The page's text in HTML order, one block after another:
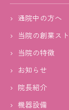
通院中の方へ
当院の創業ス
当院の特徴
お知らせ
院長紹介
機器設備